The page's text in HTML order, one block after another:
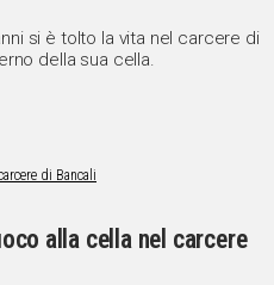
si è tolto la vita nel carcere di
della sua cella.
alla cella nel carcere